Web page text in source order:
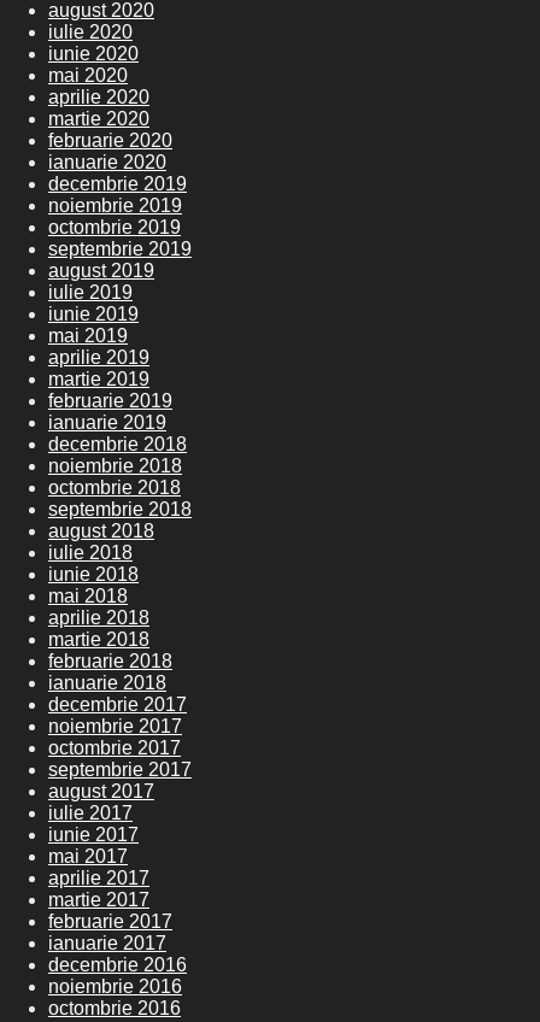
august 2020
iulie 2020
iunie 2020
mai 2020
aprilie 2020
martie 2020
februarie 2020
ianuarie 2020
decembrie 2019
noiembrie 2019
octombrie 2019
septembrie 2019
august 2019
iulie 2019
iunie 2019
mai 2019
aprilie 2019
martie 2019
februarie 2019
ianuarie 2019
decembrie 2018
noiembrie 2018
octombrie 2018
septembrie 2018
august 2018
iulie 2018
iunie 2018
mai 2018
aprilie 2018
martie 2018
februarie 2018
ianuarie 2018
decembrie 2017
noiembrie 2017
octombrie 2017
septembrie 2017
august 2017
iulie 2017
iunie 2017
mai 2017
aprilie 2017
martie 2017
februarie 2017
ianuarie 2017
decembrie 2016
noiembrie 2016
octombrie 2016